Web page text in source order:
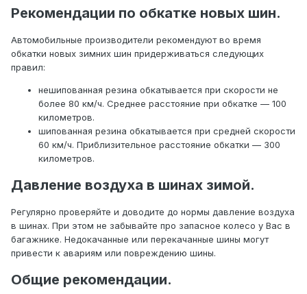
Рекомендации по обкатке новых шин.
Автомобильные производители рекомендуют во время
обкатки новых зимних шин придерживаться следующих
правил:
нешипованная резина обкатывается при скорости не
более 80 км/ч. Среднее расстояние при обкатке — 100
километров.
шипованная резина обкатывается при средней скорости
60 км/ч. Приблизительное расстояние обкатки — 300
километров.
Давление воздуха в шинах зимой.
Регулярно проверяйте и доводите до нормы давление воздуха
в шинах. При этом не забывайте про запасное колесо у Вас в
багажнике. Недокачанные или перекачанные шины могут
привести к авариям или повреждению шины.
Общие рекомендации.